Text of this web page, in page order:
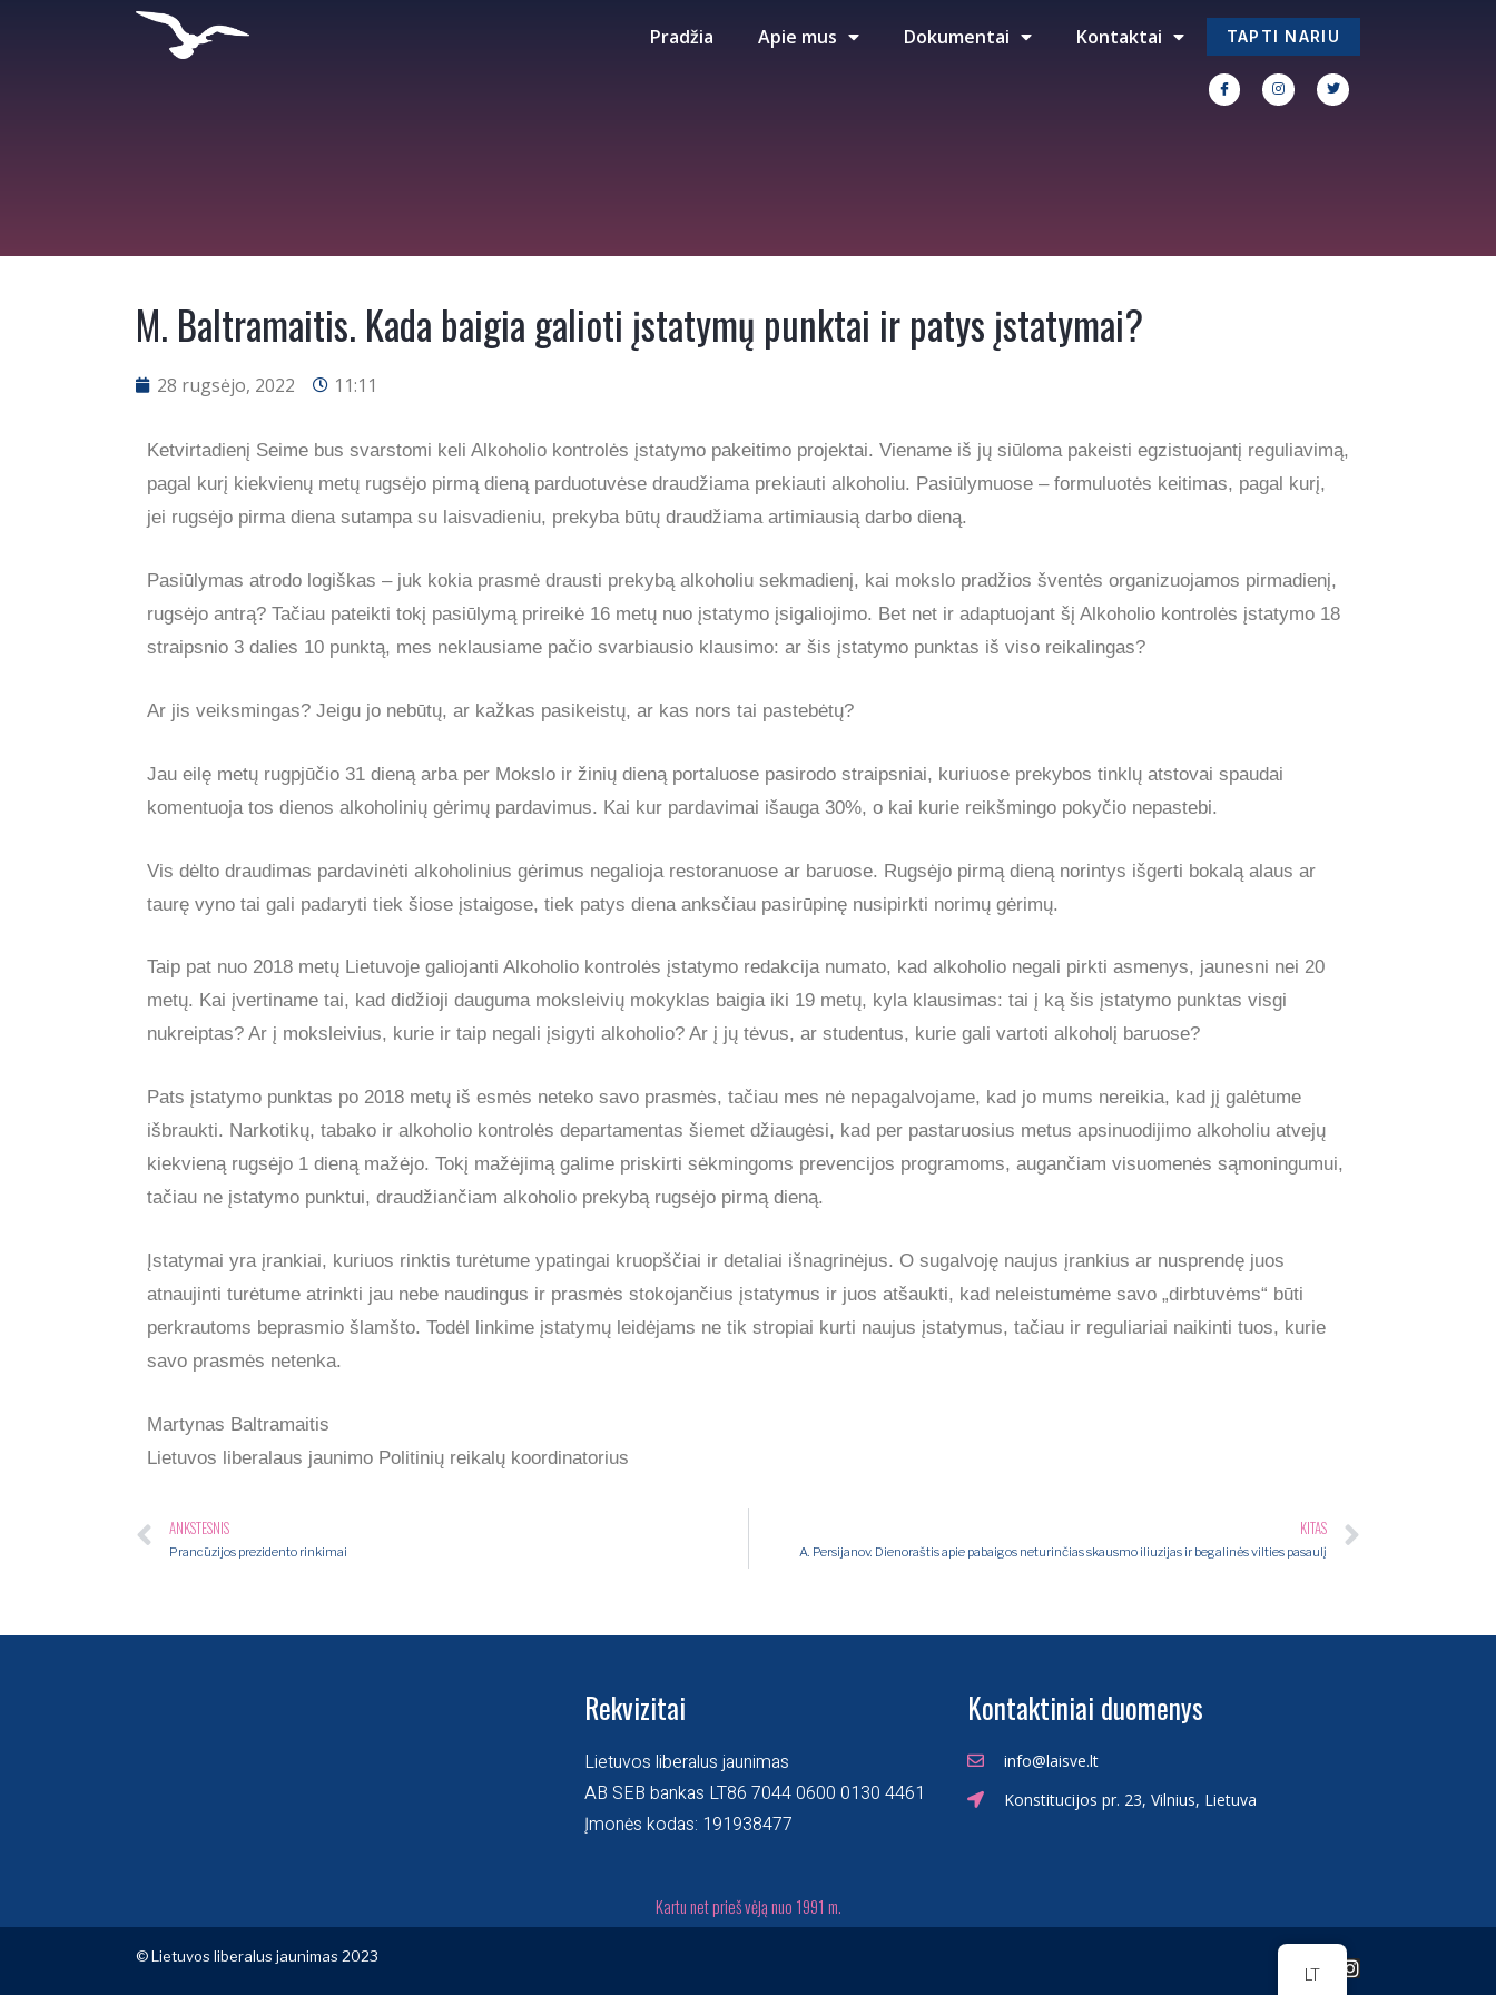
Pradžia Apie mus Dokumentai Kontaktai TAPTI NARIU
M. Baltramaitis. Kada baigia galioti įstatymų punktai ir patys įstatymai?
28 rugsėjo, 2022 11:11
Ketvirtadienį Seime bus svarstomi keli Alkoholio kontrolės įstatymo pakeitimo projektai. Viename iš jų siūloma pakeisti egzistuojantį reguliavimą,
pagal kurį kiekvienų metų rugsėjo pirmą dieną parduotuvėse draudžiama prekiauti alkoholiu. Pasiūlymuose – formuluotės keitimas, pagal kurį,
jei rugsėjo pirma diena sutampa su laisvadieniu, prekyba būtų draudžiama artimiausią darbo dieną.
Pasiūlymas atrodo logiškas – juk kokia prasmė drausti prekybą alkoholiu sekmadienį, kai mokslo pradžios šventės organizuojamos pirmadienį,
rugsėjo antrą? Tačiau pateikti tokį pasiūlymą prireikė 16 metų nuo įstatymo įsigaliojimo. Bet net ir adaptuojant šį Alkoholio kontrolės įstatymo 18
straipsnio 3 dalies 10 punktą, mes neklausiame pačio svarbiausio klausimo: ar šis įstatymo punktas iš viso reikalingas?
Ar jis veiksmingas? Jeigu jo nebūtų, ar kažkas pasikeistų, ar kas nors tai pastebėtų?
Jau eilę metų rugpjūčio 31 dieną arba per Mokslo ir žinių dieną portaluose pasirodo straipsniai, kuriuose prekybos tinklų atstovai spaudai
komentuoja tos dienos alkoholinių gėrimų pardavimus. Kai kur pardavimai išauga 30%, o kai kurie reikšmingo pokyčio nepastebi.
Vis dėlto draudimas pardavinėti alkoholinius gėrimus negalioja restoranuose ar baruose. Rugsėjo pirmą dieną norintys išgerti bokalą alaus ar
taurę vyno tai gali padaryti tiek šiose įstaigose, tiek patys diena anksčiau pasirūpinę nusipirkti norimų gėrimų.
Taip pat nuo 2018 metų Lietuvoje galiojanti Alkoholio kontrolės įstatymo redakcija numato, kad alkoholio negali pirkti asmenys, jaunesni nei 20
metų. Kai įvertiname tai, kad didžioji dauguma moksleivių mokyklas baigia iki 19 metų, kyla klausimas: tai į ką šis įstatymo punktas visgi
nukreiptas? Ar į moksleivius, kurie ir taip negali įsigyti alkoholio? Ar į jų tėvus, ar studentus, kurie gali vartoti alkoholį baruose?
Pats įstatymo punktas po 2018 metų iš esmės neteko savo prasmės, tačiau mes nė nepagalvojame, kad jo mums nereikia, kad jį galėtume
išbraukti. Narkotikų, tabako ir alkoholio kontrolės departamentas šiemet džiaugėsi, kad per pastaruosius metus apsinuodijimo alkoholiu atvejų
kiekvieną rugsėjo 1 dieną mažėjo. Tokį mažėjimą galime priskirti sėkmingoms prevencijos programoms, augančiam visuomenės sąmoningumui,
tačiau ne įstatymo punktui, draudžiančiam alkoholio prekybą rugsėjo pirmą dieną.
Įstatymai yra įrankiai, kuriuos rinktis turėtume ypatingai kruopščiai ir detaliai išnagrinėjus. O sugalvoję naujus įrankius ar nusprendę juos
atnaujinti turėtume atrinkti jau nebe naudingus ir prasmės stokojančius įstatymus ir juos atšaukti, kad neleistumėme savo „dirbtuvėms“ būti
perkrautoms beprasmio šlamšto. Todėl linkime įstatymų leidėjams ne tik stropiai kurti naujus įstatymus, tačiau ir reguliariai naikinti tuos, kurie
savo prasmės netenka.
Martynas Baltramaitis
Lietuvos liberalaus jaunimo Politinių reikalų koordinatorius
ANKSTESNIS
Prancūzijos prezidento rinkimai
KITAS
A. Persijanov. Dienoraštis apie pabaigos neturinčias skausmo iliuzijas ir begalinės vilties pasaulį
Rekvizitai
Lietuvos liberalus jaunimas
AB SEB bankas LT86 7044 0600 0130 4461
Įmonės kodas: 191938477
Kontaktiniai duomenys
info@laisve.lt
Konstitucijos pr. 23, Vilnius, Lietuva
Kartu net prieš vėją nuo 1991 m.
© Lietuvos liberalus jaunimas 2023
LT